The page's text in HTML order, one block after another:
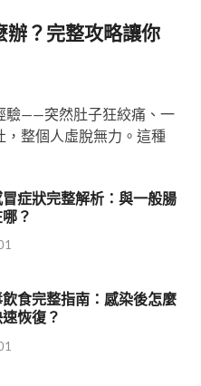
辦？完整攻略讓你
驗——突然肚子狂絞痛、一
，整個人虛脫無力。這種
症狀完整解析：與一般腸
？
食完整指南：感染後怎麼
恢復？